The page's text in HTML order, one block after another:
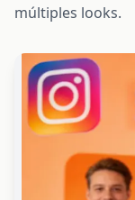
múltiples looks.